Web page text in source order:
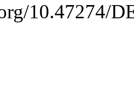
10.47274/